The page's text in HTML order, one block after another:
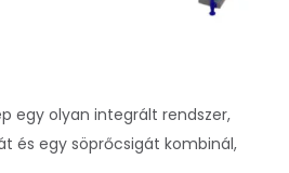
egy olyan integrált rendszer,
és egy söprőcsigát kombinál,